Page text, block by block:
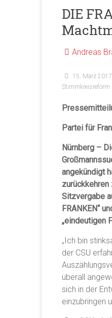
DIE
Andreas
15. März 2017
Stimmkreisreform
Partei für
Nürnberg –
angekündigt
zurückkehren
Sitzvergabe
FRANKEN“
„eindeutigen
„Ich bin
der CSU
überall
sich in der
einzubringen